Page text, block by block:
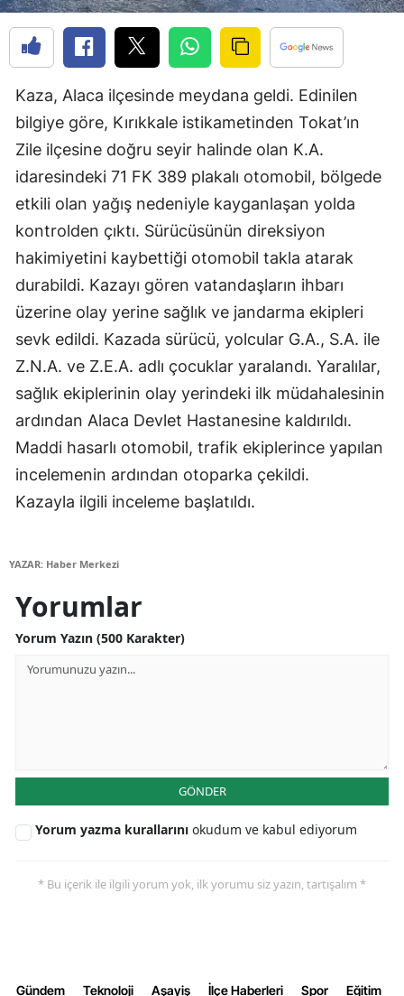
Giresun
Gümüşhane
Hakkari
Isparta
Mersin
İstanbul
İzmir
Kars
Kastamonu
Kayseri
Kırşehir
Muş
Nevşehir
Niğde
Sakarya
Kaza, Alaca ilçesinde meydana geldi. Edinilen
bilgiye göre, Kırıkkale istikametinden Tokat’ın
Zile ilçesine doğru seyir halinde olan K.A.
idaresindeki 71 FK 389 plakalı otomobil, bölgede
etkili olan yağış nedeniyle kayganlaşan yolda
kontrolden çıktı. Sürücüsünün direksiyon
hakimiyetini kaybettiği otomobil takla atarak
durabildi. Kazayı gören vatandaşların ihbarı
üzerine olay yerine sağlık ve jandarma ekipleri
sevk edildi. Kazada sürücü, yolcular G.A., S.A. ile
Z.N.A. ve Z.E.A. adlı çocuklar yaralandı. Yaralılar,
sağlık ekiplerinin olay yerindeki ilk müdahalesinin
ardından Alaca Devlet Hastanesine kaldırıldı.
Maddi hasarlı otomobil, trafik ekiplerince yapılan
incelemenin ardından otoparka çekildi.
Kazayla ilgili inceleme başlatıldı.
YAZAR: Haber Merkezi
Yorumlar
Yorum Yazın (500 Karakter)
GÖNDER
Yorum yazma kurallarını okudum ve kabul ediyorum
* Bu içerik ile ilgili yorum yok, ilk yorumu siz yazın, tartışalım *
Gündem Teknoloji Aşayiş İlçe Haberleri Spor Eğitim